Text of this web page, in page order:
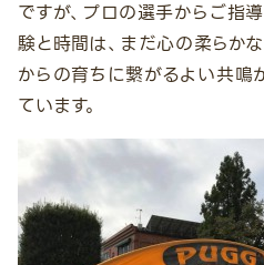
ですが、プロの選手からご指
験と時間は、まだ心の柔らか
からの育ちに繋がるよい共鳴
ています。